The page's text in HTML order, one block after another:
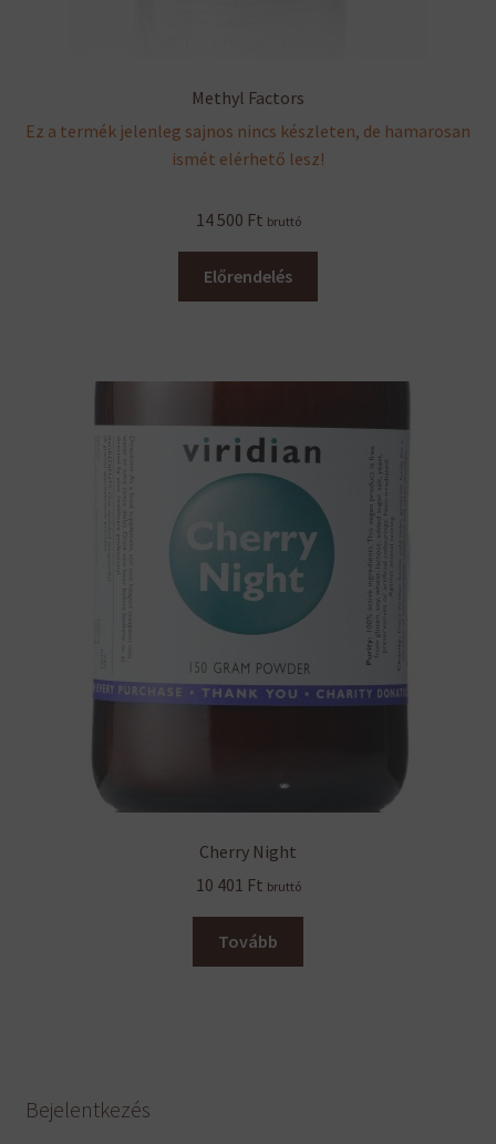
Methyl Factors
Ez a termék jelenleg sajnos nincs készleten, de hamarosan
ismét elérhető lesz!
14 500 Ft bruttó
Előrendelés
Cherry Night
10 401 Ft bruttó
Tovább
Bejelentkezés